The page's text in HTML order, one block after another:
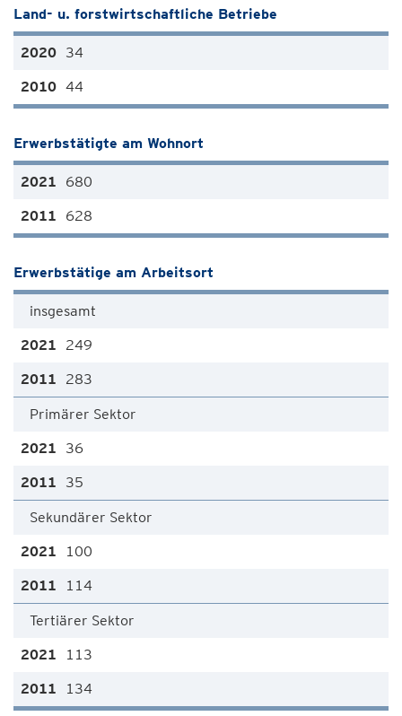
Land- u. forstwirtschaftliche Betriebe
34
44
Erwerbstätigte am Wohnort
680
628
Erwerbstätige am Arbeitsort
insgesamt
249
283
Primärer Sektor
36
35
Sekundärer Sektor
100
114
Tertiärer Sektor
113
134